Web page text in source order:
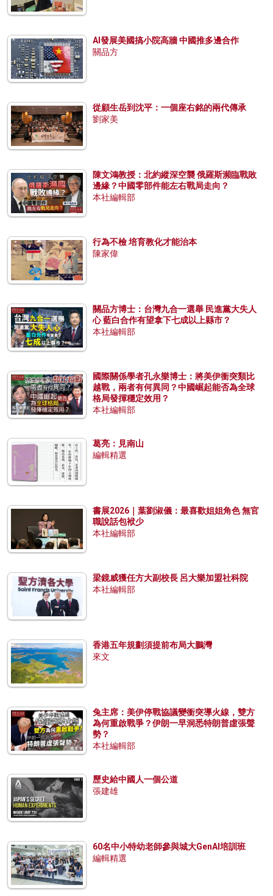
AI發展美國搞小院高牆 中國推多邊合作
關品方
從顧生岳到沈平：一個座右銘的兩代傳承
劉家美
陳文鴻教授：北約縱深空襲 俄羅斯瀕臨戰敗
邊緣？中國零部件能左右戰局走向？
本社編輯部
行為不檢 培育教化才能治本
陳家偉
關品方博士：台灣九合一選舉 民進黨大失人
心 藍白合作有望拿下七成以上縣市？
本社編輯部
國際關係學者孔永樂博士：將美伊衝突類比
越戰，兩者有何異同？中國崛起能否為全球
格局發揮穩定效用？
本社編輯部
葛亮：見南山
編輯精選
書展2026｜葉劉淑儀：最喜歡姐姐角色 無官
職說話包袱少
本社編輯部
梁鏡威獲任方大副校長 呂大樂加盟社科院
本社編輯部
香港五年規劃須提前布局大鵬灣
來文
兔主席：美伊停戰協議變衝突導火線，雙方
為何重啟戰爭？伊朗一早洞悉特朗普虛張聲
勢？
本社編輯部
歷史給中國人一個公道
張建雄
60名中小特幼老師參與城大GenAI培訓班
編輯精選